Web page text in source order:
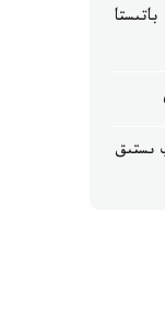
ىستىق